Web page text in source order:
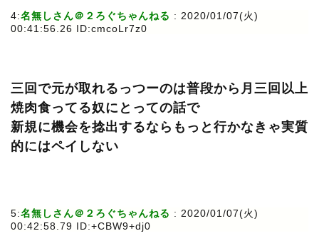
4:名無しさん＠２ろぐちゃんねる : 2020/01/07(火)
00:41:56.26 ID:cmcoLr7z0
三回で元が取れるっつーのは普段から月三回以上
焼肉食ってる奴にとっての話で
新規に機会を捻出するならもっと行かなきゃ実質
的にはペイしない
5:名無しさん＠２ろぐちゃんねる : 2020/01/07(火)
00:42:58.79 ID:+CBW9+dj0